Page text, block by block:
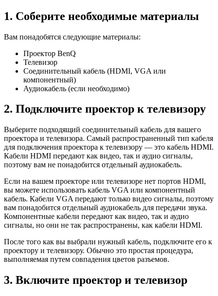
1. Соберите необходимые материалы
Вам понадобятся следующие материалы:
Проектор BenQ
Телевизор
Соединительный кабель (HDMI, VGA или
компонентный)
Аудиокабель (если необходимо)
2. Подключите проектор к телевизору
Выберите подходящий соединительный кабель для вашего
проектора и телевизора. Самый распространенный тип кабеля
для подключения проектора к телевизору — это кабель HDMI.
Кабели HDMI передают как видео, так и аудио сигналы,
поэтому вам не понадобится отдельный аудиокабель.
Если на вашем проекторе или телевизоре нет портов HDMI,
вы можете использовать кабель VGA или компонентный
кабель. Кабели VGA передают только видео сигналы, поэтому
вам понадобится отдельный аудиокабель для передачи звука.
Компонентные кабели передают как видео, так и аудио
сигналы, но они не так распространены, как кабели HDMI.
После того как вы выбрали нужный кабель, подключите его к
проектору и телевизору. Обычно это простая процедура,
выполняемая путем совпадения цветов разъемов.
3. Включите проектор и телевизор